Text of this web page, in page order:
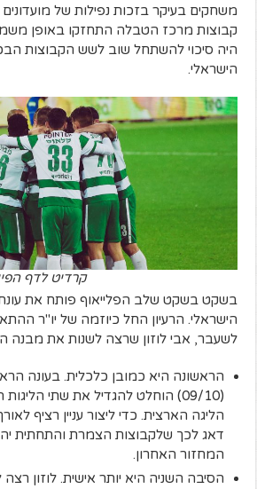
משחקים בעיקר בזכות נפילות של
קבוצות מרכז הטבלה התחזקו באופן
היה סיכוי להשתחל שוב לשש הקבוצות
הישראלי.
קרדיט לדף
בשקט בשקט שלב הפלייאוף פותח את
הישראלי. הרעיון החל כיוזמה של יו"ר
לשעבר, אבי לוזון שרצה לשנות את מבנה
הראשונה היא כמובן כלכלית. בעונה
(09/10) הוחלט להגדיל את שתי
הליגה הארצית. כדי ליצור עניין רציף
דאג לכך שלקבוצות הצמרת והתחתית
המחזור האחרון.
הסיבה השניה היא יותר אישית. לוזון